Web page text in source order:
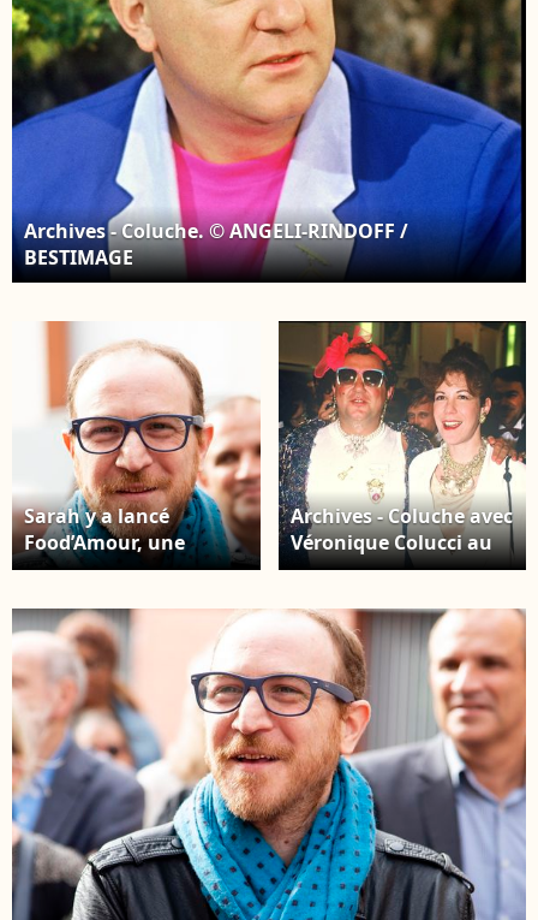
Archives - Coluche. © ANGELI-RINDOFF /
BESTIMAGE
Sarah y a lancé
Food’Amour, une
boutique de street-
plats faits maison avec
des produits locaux.
Exclusif - Marius
Colucci - La ville de
Montrouge rend
hommage à Coluche
lors de l'inauguration
d'une plaque à
l'adresse ou il a grandi,
au 5 avenue Emile
Boutroux juste
derrière la place Emile
Archives - Coluche avec
Véronique Colucci au
Festival International
ANGELI-RINDOFF /
BESTIMAGE